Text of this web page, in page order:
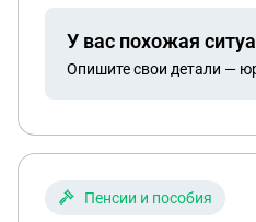
У вас похожая
Опишите свои детали —
Пенсии и пособия